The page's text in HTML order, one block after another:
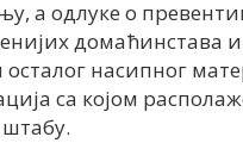
а одлуке о
домаћинстава
осталог насипног
са којом